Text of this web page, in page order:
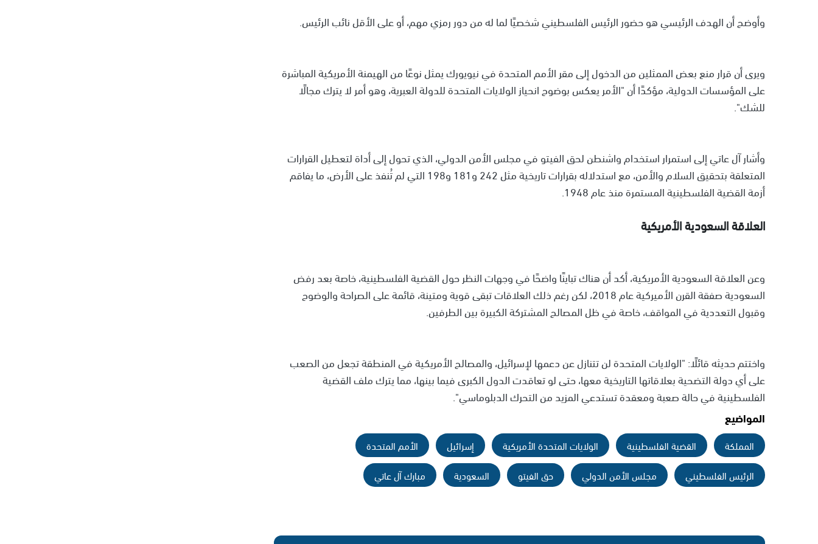
وأوضح أن الهدف الرئيسي هو حضور الرئيس الفلسطيني شخصيًا لما له من دور رمزي مهم، أو على الأقل نائب الرئيس.
ويرى أن قرار منع بعض الممثلين من الدخول إلى مقر الأمم المتحدة في نيويورك يمثل نوعًا من الهيمنة الأمريكية المباشرة
على المؤسسات الدولية، مؤكدًا أن "الأمر يعكس بوضوح انحياز الولايات المتحدة للدولة العبرية، وهو أمر لا يترك مجالًا
للشك".
وأشار آل عاتي إلى استمرار استخدام واشنطن لحق الفيتو في مجلس الأمن الدولي، الذي تحول إلى أداة لتعطيل القرارات
المتعلقة بتحقيق السلام والأمن، مع استدلاله بقرارات تاريخية مثل 242 و181 و198 التي لم تُنفذ على الأرض، ما يفاقم
أزمة القضية الفلسطينية المستمرة منذ عام 1948.
العلاقة السعودية الأمريكية
وعن العلاقة السعودية الأمريكية، أكد أن هناك تباينًا واضحًا في وجهات النظر حول القضية الفلسطينية، خاصة بعد رفض
السعودية صفقة القرن الأميركية عام 2018، لكن رغم ذلك العلاقات تبقى قوية ومتينة، قائمة على الصراحة والوضوح
وقبول التعددية في المواقف، خاصة في ظل المصالح المشتركة الكبيرة بين الطرفين.
واختتم حديثه قائلًا: "الولايات المتحدة لن تتنازل عن دعمها لإسرائيل، والمصالح الأمريكية في المنطقة تجعل من الصعب
على أي دولة التضحية بعلاقاتها التاريخية معها، حتى لو تعاقدت الدول الكبرى فيما بينها، مما يترك ملف القضية
الفلسطينية في حالة صعبة ومعقدة تستدعي المزيد من التحرك الدبلوماسي".
المواضيع
المملكة القضية الفلسطينية الولايات المتحدة الأمريكية إسرائيل
الأمم المتحدة
الرئيس الفلسطيني
مجلس الأمن الدولي حق الفيتو السعودية مبارك آل عاتي